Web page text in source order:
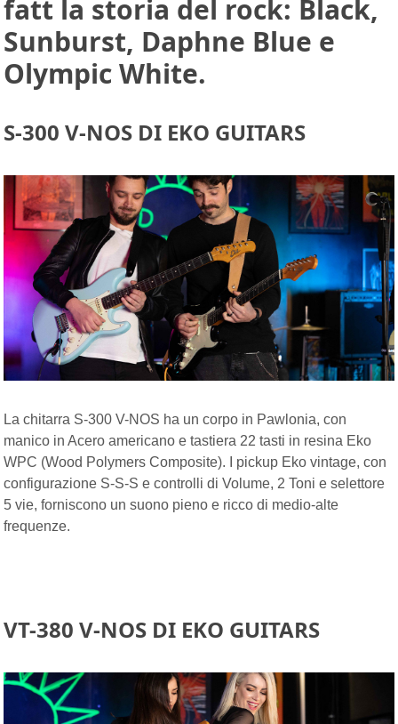
fatt la storia del rock: Black,
Sunburst, Daphne Blue e
Olympic White.
S-300 V-NOS DI EKO GUITARS
La chitarra S-300 V-NOS ha un corpo in Pawlonia, con
manico in Acero americano e tastiera 22 tasti in resina Eko
WPC (Wood Polymers Composite). I pickup Eko vintage, con
configurazione S-S-S e controlli di Volume, 2 Toni e selettore
5 vie, forniscono un suono pieno e ricco di medio-alte
frequenze.
VT-380 V-NOS DI EKO GUITARS